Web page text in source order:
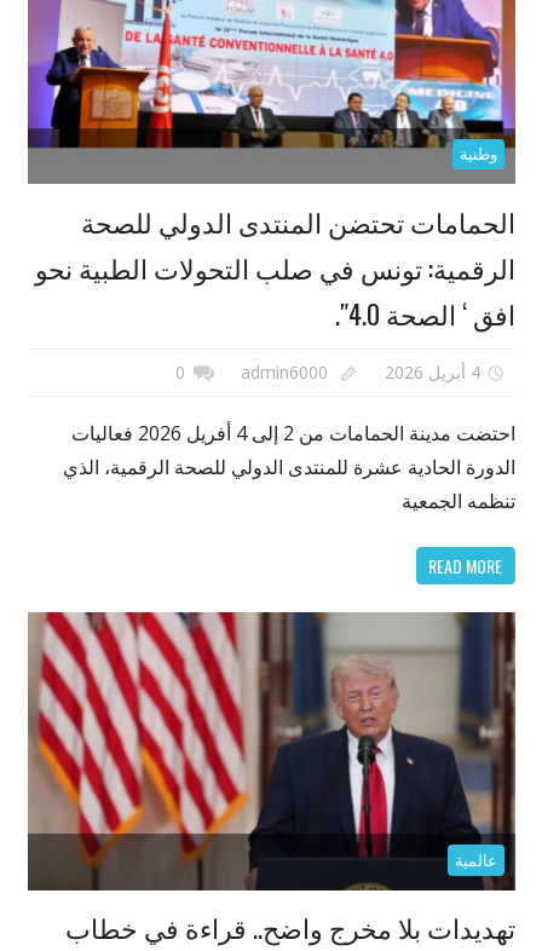
وطنية
الحمامات تحتضن المنتدى الدولي للصحة
الرقمية: تونس في صلب التحولات الطبية نحو
افق ‘ الصحة 4.0″.
4 أبريل 2026 admin6000
0
احتضت مدينة الحمامات من 2 إلى 4 أفريل 2026 فعاليات
الدورة الحادية عشرة للمنتدى الدولي للصحة الرقمية، الذي
تنظمه الجمعية
READ MORE
عالمية
تهديدات بلا مخرج واضح.. قراءة في خطاب